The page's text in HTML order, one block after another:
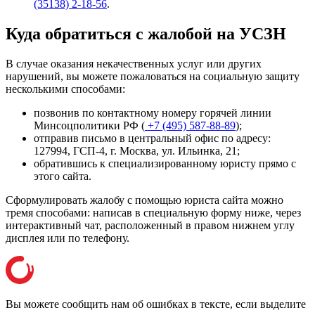
(35138) 2-18-56.
Куда обратиться с жалобой на УСЗН
В случае оказания некачественных услуг или других
нарушений, вы можете пожаловаться на социальную защиту
несколькими способами:
позвонив по контактному номеру горячей линии
Минсоцполитики РФ ( +7 (495) 587-88-89);
отправив письмо в центральный офис по адресу:
127994, ГСП-4, г. Москва, ул. Ильинка, 21 ;
обратившись к специализированному юристу прямо с
этого сайта.
Сформулировать жалобу с помощью юриста сайта можно
тремя способами: написав в специальную форму ниже, через
интерактивный чат, расположенный в правом нижнем углу
дисплея или по телефону.
Вы можете сообщить нам об ошибках в тексте, если выделите